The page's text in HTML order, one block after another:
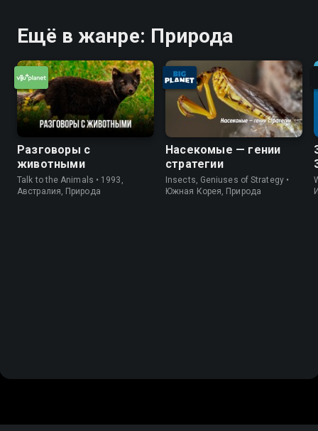
Ещё в жанре: Природа
Разговоры с
животными
Talk to the Animals • 1993,
Австралия, Природа
Насекомые — гении
стратегии
Insects, Geniuses of Strategy •
Южная Корея, Природа